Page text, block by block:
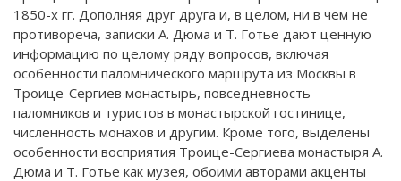
1850-х гг. Дополняя друг друга и, в целом, ни в чем не
противореча, записки А. Дюма и Т. Готье дают ценную
информацию по целому ряду вопросов, включая
особенности паломнического маршрута из Москвы в
Троице-Сергиев монастырь, повседневность
паломников и туристов в монастырской гостинице,
численность монахов и другим. Кроме того, выделены
особенности восприятия Троице-Сергиева монастыря А.
Дюма и Т. Готье как музея, обоими авторами акценты